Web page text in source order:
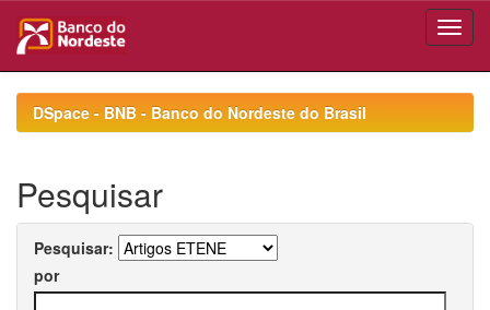
navigationDSpace - BNB - Banco do Nordeste do Brasil
Pesquisar
Pesquisar:
por